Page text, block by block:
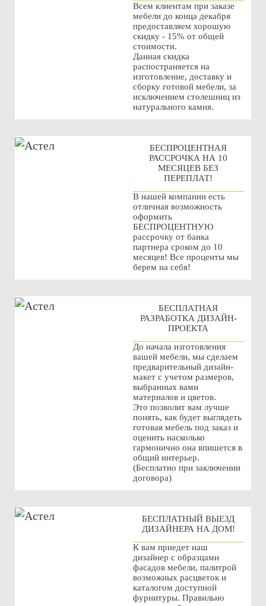
Всем клиентам при заказе
мебели до конца декабря
предоставляем хорошую
скидку - 15% от общей
стоимости.
Данная скидка
распостраняется на
изготовление, доставку и
сборку готовой мебели, за
исключением столешниц из
натурального камня.
БЕСПРОЦЕНТНАЯ
РАССРОЧКА НА 10
МЕСЯЦЕВ БЕЗ
ПЕРЕПЛАТ!
В нашей компании есть
отличная возможность
оформить
БЕСПРОЦЕНТНУЮ
рассрочку от банка
партнера сроком до 10
месяцев! Все проценты мы
берем на себя!
БЕСПЛАТНАЯ
РАЗРАБОТКА ДИЗАЙН-
ПРОЕКТА
До начала изготовления
вашей мебели, мы сделаем
предварительный дизайн-
макет с учетом размеров,
выбранных вами
материалов и цветов.
Это позволит вам лучше
понять, как будет выглядеть
готовая мебель под заказ и
оценить насколько
гармонично она впишется в
общий интерьер.
(Бесплатно при заключении
договора)
БЕСПЛАТНЫЙ ВЫЕЗД
ДИЗАЙНЕРА НА ДОМ!
К вам приедет наш
дизайнер с образцами
фасадов мебели, палитрой
возможных расцветок и
каталогом доступной
фурнитуры. Правильно